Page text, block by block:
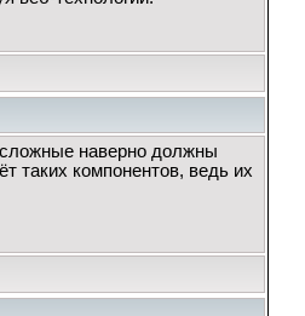
наверно должны
таких компонентов, ведь их